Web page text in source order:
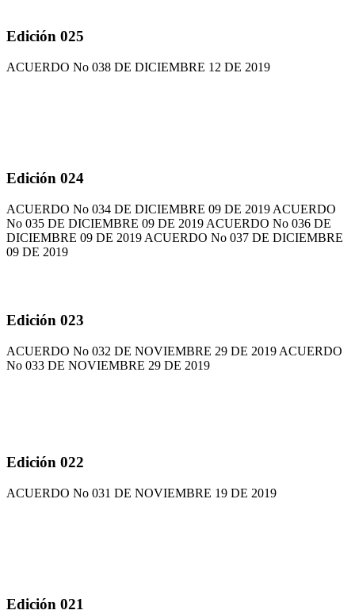
Edición 025
ACUERDO No 038 DE DICIEMBRE 12 DE 2019
Edición 024
ACUERDO No 034 DE DICIEMBRE 09 DE 2019 ACUERDO
No 035 DE DICIEMBRE 09 DE 2019 ACUERDO No 036 DE
DICIEMBRE 09 DE 2019 ACUERDO No 037 DE DICIEMBRE
09 DE 2019
Edición 023
ACUERDO No 032 DE NOVIEMBRE 29 DE 2019 ACUERDO
No 033 DE NOVIEMBRE 29 DE 2019
Edición 022
ACUERDO No 031 DE NOVIEMBRE 19 DE 2019
Edición 021